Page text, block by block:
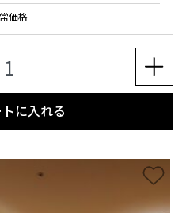
価格
に入れる